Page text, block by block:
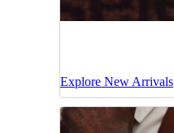
Explore New Arrivals